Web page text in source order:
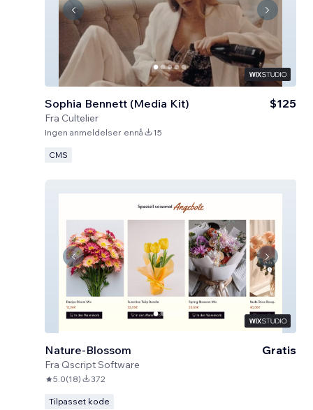
Sophia Bennett (Media Kit)
Fra Cultelier
$125
Ingen anmeldelser ennå 15
CMS
Nature-Blossom
Fra Qscript Software
Gratis
5.0(18) 372
Tilpasset kode